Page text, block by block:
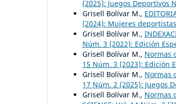
(2025): Juegos Deportivos
Grisell Bolívar M.,
(2024): Mujeres
Grisell Bolívar M.,
Núm. 3 (2022): Edición
Grisell Bolívar M., Normas
15 Núm. 3 (2023): Edición
Grisell Bolívar M., Normas
17 Núm. 2 (2025): Juegos
Grisell Bolívar M., Normas